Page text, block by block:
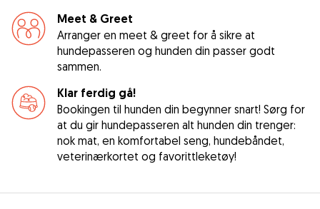
Meet & Greet
Arranger en meet & greet for å sikre at
hundepasseren og hunden din passer godt
sammen.
Klar ferdig gå!
Bookingen til hunden din begynner snart! Sørg for
at du gir hundepasseren alt hunden din trenger:
nok mat, en komfortabel seng, hundebåndet,
veterinærkortet og favorittleketøy!